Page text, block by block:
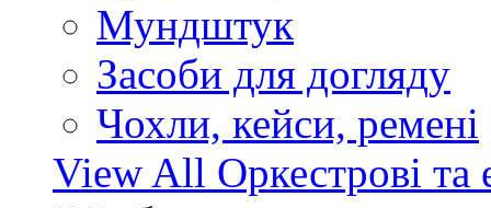
Мундштук
Засоби для догляду
Чохли, кейси, ремені
View All Оркестрові та